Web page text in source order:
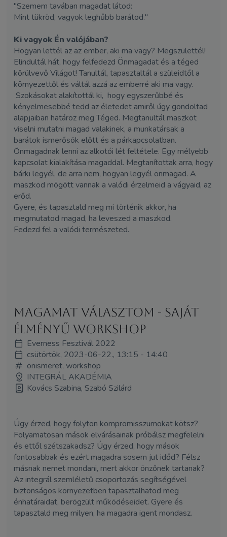
"Szemem tavában magadat látod:
Mint tükröd, vagyok leghűbb barátod."
Ki vagyok Én valójában?
Hogyan lettél az az ember, aki ma vagy? Megszülettél!
Elindultál hát, hogy felfedezd Önmagadat és a téged
körülvevő Világot! Tanultál, tapasztaltál a szüleidtől a
környezettől és váltál azzá az emberré aki ma vagy.
Szokásokat alakítottál ki, hogy egyszerűbbé és
kényelmesebbé tedd az életedet amiről úgy gondoltad
alapjaiban határoz meg Téged. Megtanultál maszkot
viselni mutatni magad valakinek, a munkatársak a
barátok ismerősök előtt és a párkapcsolatban.
Önmagadnak lenni az alkotói lét feltétele. Egy mélyebb
kapcsolat kialakítása magaddal. Megtanítottak arra, hogy
bárki legyél, de arra nem, hogyan legyél önmagad. A
maszkod mögött vannak a valódi érzelmeid a vágyaid, az
erőd.
Gyere, és tapasztald meg mi történik akkor, ha
megmutatod magad, ha leveszed a maszkod.
Fedezd fel a valódi természeted.
Magamat választom - saját
élményű workshop
Everness Fesztivál 2022
csütörtök, 2023-06-22., 13:15 - 14:40
önismeret, workshop
INTEGRÁL AKADÉMIA
Kovács Szabina, Szabó Szilárd
Úgy érzed, hogy folyton kompromisszumokat kötsz?
Folyamatosan mások elvárásainak próbálsz megfelelni
és ettől szétszakadsz? Úgy érzed, hogy mások
fontosabbak és ezért magadra sosem jut időd? Félsz
másnak nemet mondani, mert akkor önzőnek tartanak?
Az integrál szemléletű csoportozás segítségével
biztonságos környezetben tapasztalhatod meg
énhatáraidat, berögzült működéseidet. Gyere és
tapasztald meg milyen, ha magadra igent mondasz.